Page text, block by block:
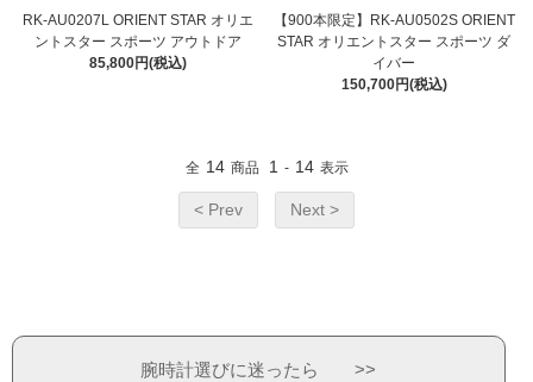
RK-AU0207L ORIENT STAR オリエ
ントスター スポーツ アウトドア
85,800円(税込)
【900本限定】RK-AU0502S ORIENT
STAR オリエントスター スポーツ ダ
イバー
150,700円(税込)
全 14 商品 1 - 14 表示
< Prev Next >
腕時計選びに迷ったら >>